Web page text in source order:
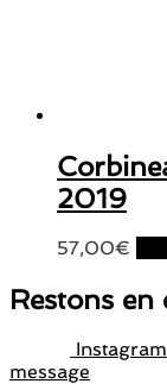
2019
57,00€
Restons en
Instagram
message